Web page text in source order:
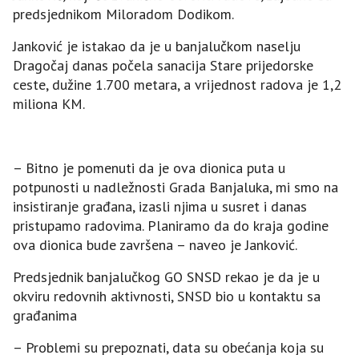
predsjednikom Miloradom Dodikom.
Јanković je istakao da je u banjalučkom naselju
Dragočaj danas počela sanacija Stare prijedorske
ceste, dužine 1.700 metara, a vrijednost radova je 1,2
miliona KM.
– Bitno je pomenuti da je ova dionica puta u
potpunosti u nadležnosti Grada Banjaluka, mi smo na
insistiranje građana, izasli njima u susret i danas
pristupamo radovima. Planiramo da do kraja godine
ova dionica bude završena – naveo je Јanković.
Predsjednik banjalučkog GO SNSD rekao je da je u
okviru redovnih aktivnosti, SNSD bio u kontaktu sa
građanima
– Problemi su prepoznati, data su obećanja koja su